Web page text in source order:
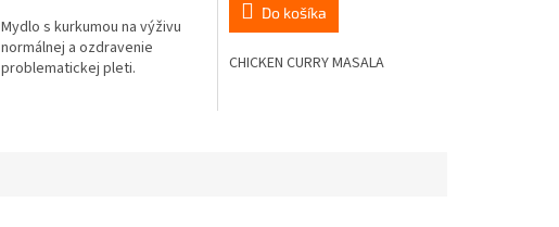
Mydlo s kurkumou na výživu
normálnej a ozdravenie
problematickej pleti.
Do košíka
CHICKEN CURRY MASALA